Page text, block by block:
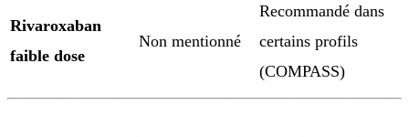
Rivaroxaban
faible dose
Non mentionné
Recommandé dans
certains profils
(COMPASS)